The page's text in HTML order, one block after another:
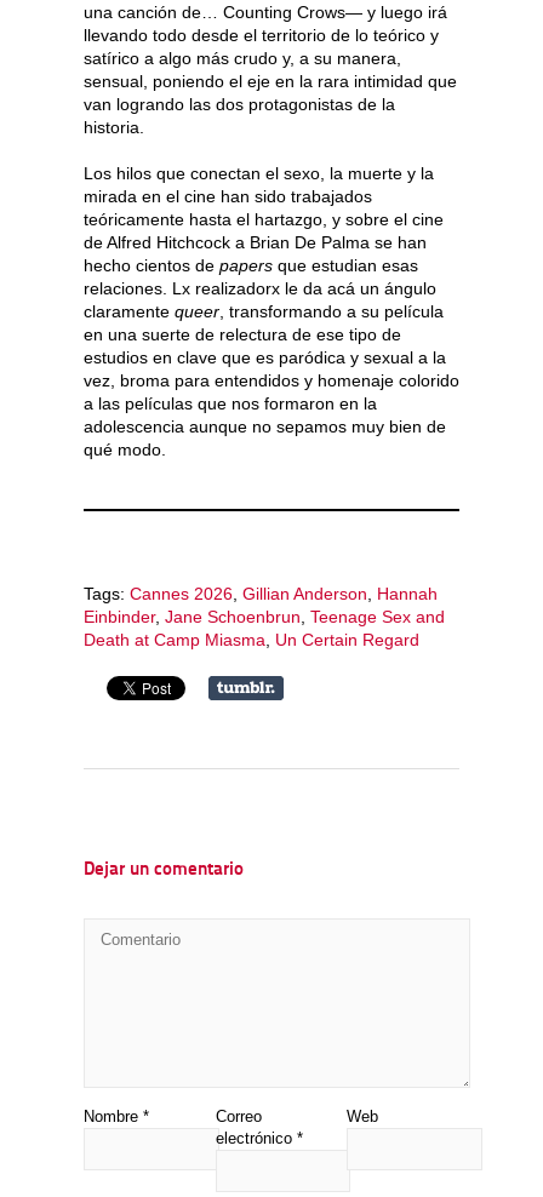
una canción de… Counting Crows— y luego irá
llevando todo desde el territorio de lo teórico y
satírico a algo más crudo y, a su manera,
sensual, poniendo el eje en la rara intimidad que
van logrando las dos protagonistas de la
historia.
Los hilos que conectan el sexo, la muerte y la
mirada en el cine han sido trabajados
teóricamente hasta el hartazgo, y sobre el cine
de Alfred Hitchcock a Brian De Palma se han
hecho cientos de papers que estudian esas
relaciones. Lx realizadorx le da acá un ángulo
claramente queer , transformando a su película
en una suerte de relectura de ese tipo de
estudios en clave que es paródica y sexual a la
vez, broma para entendidos y homenaje colorido
a las películas que nos formaron en la
adolescencia aunque no sepamos muy bien de
qué modo.
Tags: Cannes 2026 Gillian Anderson
Hannah
Einbinder, Jane Schoenbrun Teenage Sex and
Death at Camp Miasma
Un Certain Regard
Dejar un comentario
Nombre *
Correo
electrónico *
Web